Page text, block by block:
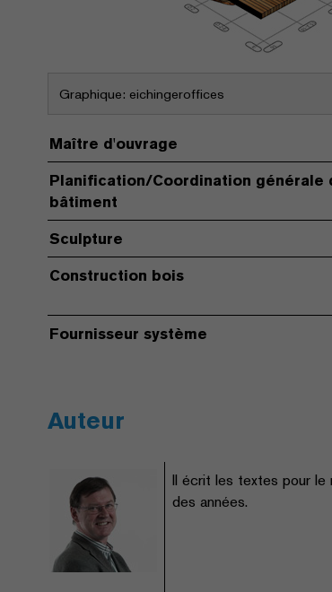
Graphique: eichingeroffices
Maître d'ouvrage
Planification/Coordination générale
bâtiment
Sculpture
Construction bois
Fournisseur système
Auteur
Il écrit les textes pour le
des années.